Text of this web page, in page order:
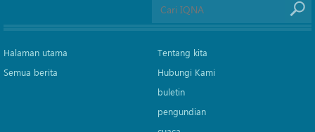
Halaman utama
Semua berita
Tentang kita
Hubungi Kami
buletin
pengundian